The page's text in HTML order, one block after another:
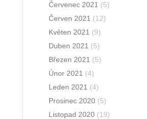
Červenec 2021 (5)
Červen 2021 (12)
Květen 2021 (9)
Duben 2021 (5)
Březen 2021 (5)
Únor 2021 (4)
Leden 2021 (4)
Prosinec 2020 (5)
Listopad 2020 (19)